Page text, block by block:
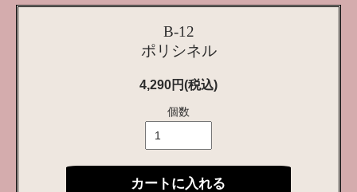
B-12
ポリシネル
4,290円(税込)
個数
カートに入れる